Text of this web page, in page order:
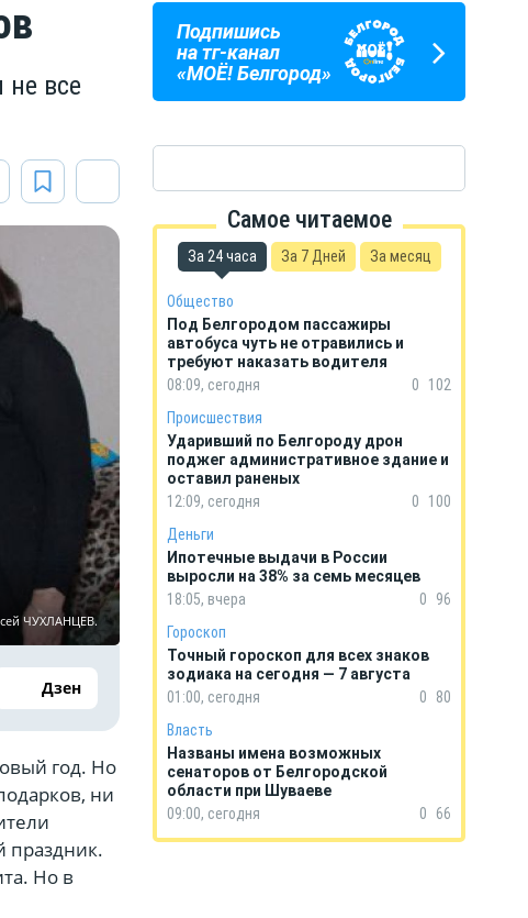
не все
ЧУХЛАНЦЕВ.
Дзен
год. Но
ни
праздник.
Но в
Подпишись
на тг-канал
«МОЁ! Белгород»
ГОРОСКОП
НА КАЖДЫЙ ДЕНЬ
ПОГОДА
В БЕЛГОРОДЕ
Самое читаемое
За 24 часа За 7 Дней За месяц
Общество
Под Белгородом пассажиры
автобуса чуть не отравились и
требуют наказать водителя
08:09, сегодня
0
102
Происшествия
Ударивший по Белгороду дрон
поджег административное здание и
оставил раненых
12:09, сегодня
0
100
Деньги
Ипотечные выдачи в России
выросли на 38% за семь месяцев
18:05, вчера
0
96
Гороскоп
Точный гороскоп для всех знаков
зодиака на сегодня — 7 августа
01:00, сегодня
0
80
Власть
Названы имена возможных
сенаторов от Белгородской
области при Шуваеве
09:00, сегодня
0 66